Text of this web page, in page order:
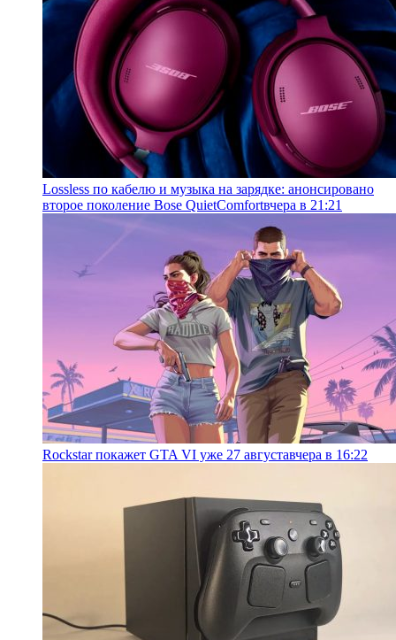
Lossless по кабелю и музыка на зарядке: анонсировано
второе поколение Bose QuietComfortвчера в 21:21
Rockstar покажет GTA VI уже 27 августавчера в 16:22